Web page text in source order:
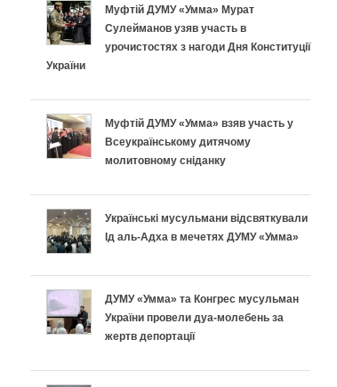
Муфтій ДУМУ «Умма» Мурат
Сулейманов узяв участь в
урочистостях з нагоди Дня Конституції
України
Муфтій ДУМУ «Умма» взяв участь у
Всеукраїнському дитячому
молитовному сніданку
Українські мусульмани відсвяткували
Ід аль-Адха в мечетях ДУМУ «Умма»
ДУМУ «Умма» та Конгрес мусульман
України провели дуа-молебень за
жертв депортації